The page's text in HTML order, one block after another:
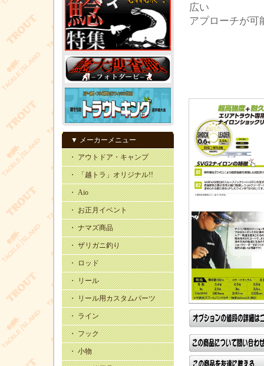
▼ メーカーメニュー
・ アウトドア・キャンプ
・ 「越トラ」オリジナル!!
・ Aio
・ お正月イベント
・ ナマズ商品
・ ザリガニ釣り
・ ロッド
・ リール
・ リール用カスタムパーツ
・ ライン
・ フック
・ 小物
広い
アプローチが可